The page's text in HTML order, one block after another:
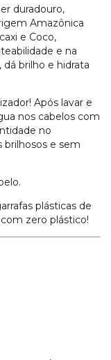
duradouro,
Amazônica
e Coco,
e na
brilho e hidrata
Após lavar e
nos cabelos com
no
e sem
plásticas de
zero plástico!